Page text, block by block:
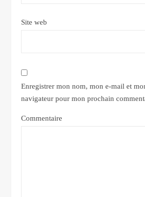
Site web
Enregistrer mon nom, mon e-mail et
navigateur pour mon prochain
Commentaire